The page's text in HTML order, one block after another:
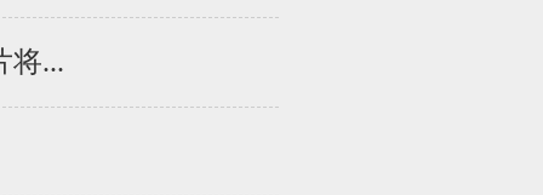
将...